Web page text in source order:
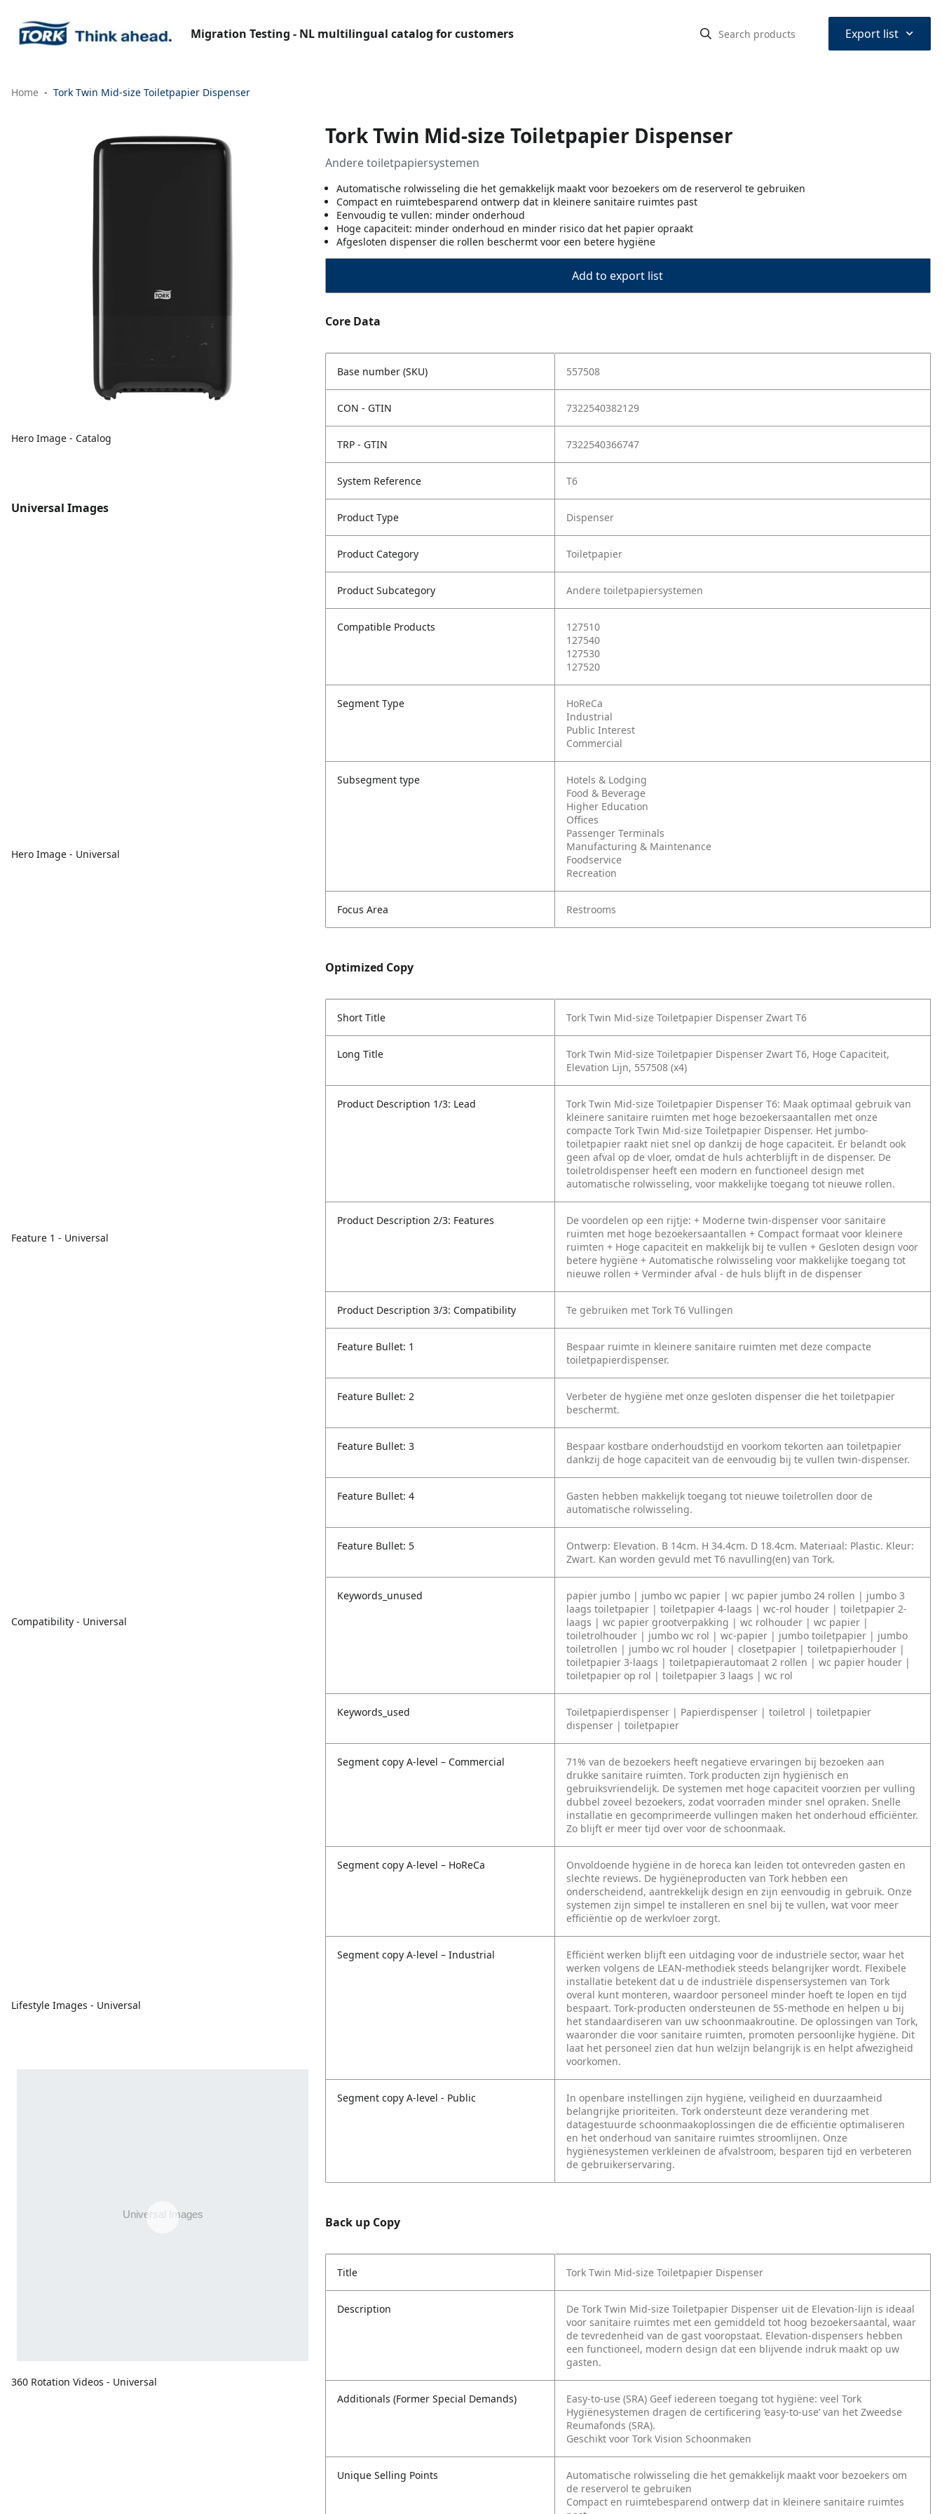
Migration Testing - NL multilingual catalog for customers Export list ⌃
Home Tork Twin Mid-size Toiletpapier Dispenser
Hero Image - Catalog
Universal Images
Hero Image - Universal
Feature 1 - Universal
Compatibility - Universal
Lifestyle Images - Universal
360 Rotation Videos - Universal
Tork Twin Mid-size Toiletpapier Dispenser
Andere toiletpapiersystemen
Automatische rolwisseling die het gemakkelijk maakt voor bezoekers om de reserverol te gebruiken
Compact en ruimtebesparend ontwerp dat in kleinere sanitaire ruimtes past
Eenvoudig te vullen: minder onderhoud
Hoge capaciteit: minder onderhoud en minder risico dat het papier opraakt
Afgesloten dispenser die rollen beschermt voor een betere hygiëne
Add to export list
Core Data
Base number (SKU) 557508
CON - GTIN 7322540382129
TRP - GTIN 7322540366747
System Reference T6
Product Type Dispenser
Product Category Toiletpapier
Product Subcategory Andere toiletpapiersystemen
Compatible Products
127510
127540
127530
127520
Segment Type
HoReCa
Industrial
Public Interest
Commercial
Subsegment type
Hotels & Lodging
Food & Beverage
Higher Education
Offices
Passenger Terminals
Manufacturing & Maintenance
Foodservice
Recreation
Focus Area Restrooms
Optimized Copy
Short Title Tork Twin Mid-size Toiletpapier Dispenser Zwart T6
Long Title
Tork Twin Mid-size Toiletpapier Dispenser Zwart T6, Hoge Capaciteit,
Elevation Lijn, 557508 (x4)
Product Description 1/3: Lead Tork Twin Mid-size Toiletpapier Dispenser T6: Maak optimaal gebruik van
kleinere sanitaire ruimten met hoge bezoekersaantallen met onze
compacte Tork Twin Mid-size Toiletpapier Dispenser. Het jumbo-
toiletpapier raakt niet snel op dankzij de hoge capaciteit. Er belandt ook
geen afval op de vloer, omdat de huls achterblijft in de dispenser. De
toiletroldispenser heeft een modern en functioneel design met
automatische rolwisseling, voor makkelijke toegang tot nieuwe rollen.
Product Description 2/3: Features De voordelen op een rijtje: + Moderne twin-dispenser voor sanitaire
ruimten met hoge bezoekersaantallen + Compact formaat voor kleinere
ruimten + Hoge capaciteit en makkelijk bij te vullen + Gesloten design voor
betere hygiëne + Automatische rolwisseling voor makkelijke toegang tot
nieuwe rollen + Verminder afval - de huls blijft in de dispenser
Product Description 3/3: Compatibility Te gebruiken met Tork T6 Vullingen
Feature Bullet: 1
Bespaar ruimte in kleinere sanitaire ruimten met deze compacte
toiletpapierdispenser.
Feature Bullet: 2
Verbeter de hygiëne met onze gesloten dispenser die het toiletpapier
beschermt.
Feature Bullet: 3
Bespaar kostbare onderhoudstijd en voorkom tekorten aan toiletpapier
dankzij de hoge capaciteit van de eenvoudig bij te vullen twin-dispenser.
Feature Bullet: 4
Gasten hebben makkelijk toegang tot nieuwe toiletrollen door de
automatische rolwisseling.
Feature Bullet: 5
Ontwerp: Elevation. B 14cm. H 34.4cm. D 18.4cm. Materiaal: Plastic. Kleur:
Zwart. Kan worden gevuld met T6 navulling(en) van Tork.
Keywords_unused
papier jumbo | jumbo wc papier | wc papier jumbo 24 rollen | jumbo 3
laags toiletpapier | toiletpapier 4-laags | wc-rol houder | toiletpapier 2-
laags | wc papier grootverpakking | wc rolhouder | wc papier |
toiletrolhouder | jumbo wc rol | wc-papier | jumbo toiletpapier | jumbo
toiletrollen | jumbo wc rol houder | closetpapier | toiletpapierhouder |
toiletpapier 3-laags | toiletpapierautomaat 2 rollen | wc papier houder |
toiletpapier op rol | toiletpapier 3 laags | wc rol
Keywords_used
Toiletpapierdispenser | Papierdispenser | toiletrol | toiletpapier
dispenser | toiletpapier
Segment copy A-level – Commercial
71% van de bezoekers heeft negatieve ervaringen bij bezoeken aan
drukke sanitaire ruimten. Tork producten zijn hygiënisch en
gebruiksvriendelijk. De systemen met hoge capaciteit voorzien per vulling
dubbel zoveel bezoekers, zodat voorraden minder snel opraken. Snelle
installatie en gecomprimeerde vullingen maken het onderhoud efficiënter.
Zo blijft er meer tijd over voor de schoonmaak.
Segment copy A-level – HoReCa
Onvoldoende hygiëne in de horeca kan leiden tot ontevreden gasten en
slechte reviews. De hygiëneproducten van Tork hebben een
onderscheidend, aantrekkelijk design en zijn eenvoudig in gebruik. Onze
systemen zijn simpel te installeren en snel bij te vullen, wat voor meer
efficiëntie op de werkvloer zorgt.
Segment copy A-level – Industrial
Efficiënt werken blijft een uitdaging voor de industriële sector, waar het
werken volgens de LEAN-methodiek steeds belangrijker wordt. Flexibele
installatie betekent dat u de industriële dispensersystemen van Tork
overal kunt monteren, waardoor personeel minder hoeft te lopen en tijd
bespaart. Tork-producten ondersteunen de 5S-methode en helpen u bij
het standaardiseren van uw schoonmaakroutine. De oplossingen van Tork,
waaronder die voor sanitaire ruimten, promoten persoonlijke hygiëne. Dit
laat het personeel zien dat hun welzijn belangrijk is en helpt afwezigheid
voorkomen.
Segment copy A-level - Public
In openbare instellingen zijn hygiëne, veiligheid en duurzaamheid
belangrijke prioriteiten. Tork ondersteunt deze verandering met
datagestuurde schoonmaakoplossingen die de efficiëntie optimaliseren
en het onderhoud van sanitaire ruimtes stroomlijnen. Onze
hygiënesystemen verkleinen de afvalstroom, besparen tijd en verbeteren
de gebruikerservaring.
Back up Copy
Title Tork Twin Mid-size Toiletpapier Dispenser
Description
De Tork Twin Mid-size Toiletpapier Dispenser uit de Elevation-lijn is ideaal
voor sanitaire ruimtes met een gemiddeld tot hoog bezoekersaantal, waar
de tevredenheid van de gast vooropstaat. Elevation-dispensers hebben
een functioneel, modern design dat een blijvende indruk maakt op uw
gasten.
Additionals (Former Special Demands)
Easy-to-use (SRA) Geef iedereen toegang tot hygiëne: veel Tork
Hygiënesystemen dragen de certificering ‘easy-to-use’ van het Zweedse
Reumafonds (SRA).
Geschikt voor Tork Vision Schoonmaken
Unique Selling Points
Automatische rolwisseling die het gemakkelijk maakt voor bezoekers om
de reserverol te gebruiken
Compact en ruimtebesparend ontwerp dat in kleinere sanitaire ruimtes